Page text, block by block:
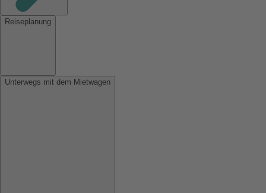
Reiseplanung
Unterwegs mit dem Mietwagen